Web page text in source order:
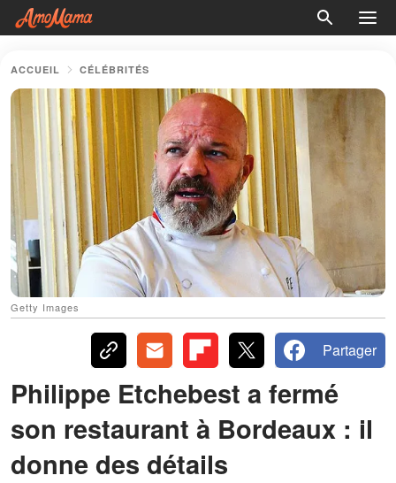
ACCUEIL CÉLÉBRITÉS
Getty Images
Partager
Philippe Etchebest a fermé
son restaurant à Bordeaux : il
donne des détails